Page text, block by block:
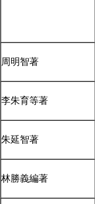
周明智著
李朱育等著
朱延智著
林勝義編著